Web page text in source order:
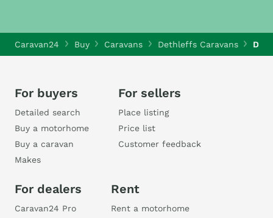
Caravan24 Buy Caravans Dethleffs Caravans
For buyers
Detailed search
Buy a motorhome
Buy a caravan
Makes
For sellers
Place listing
Price list
Customer feedback
For dealers
Caravan24 Pro
Rent
Rent a motorhome